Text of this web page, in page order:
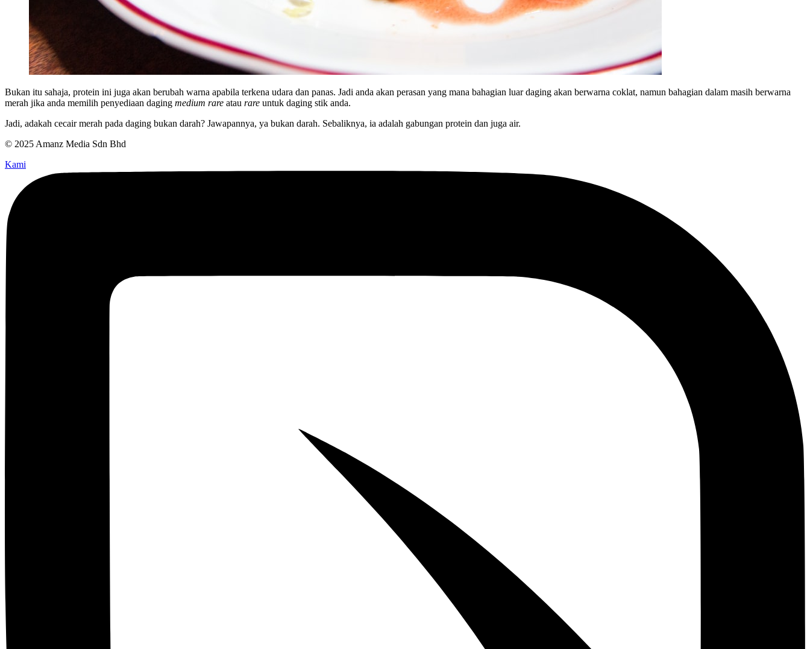
Bukan itu sahaja, protein ini juga akan berubah warna apabila terkena udara dan panas. Jadi anda akan perasan yang mana bahagian luar daging akan berwarna coklat, namun bahagian dalam masih berwarna
merah jika anda memilih penyediaan daging medium rare atau rare untuk daging stik anda.
Jadi, adakah cecair merah pada daging bukan darah? Jawapannya, ya bukan darah. Sebaliknya, ia adalah gabungan protein dan juga air.
© 2025 Amanz Media Sdn Bhd
Kami